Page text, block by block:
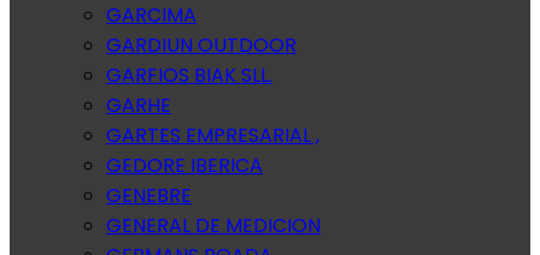
GARCIMA
GARDIUN OUTDOOR
GARFIOS BIAK SLL.
GARHE
GARTES EMPRESARIAL ,
GEDORE IBERICA
GENEBRE
GENERAL DE MEDICION